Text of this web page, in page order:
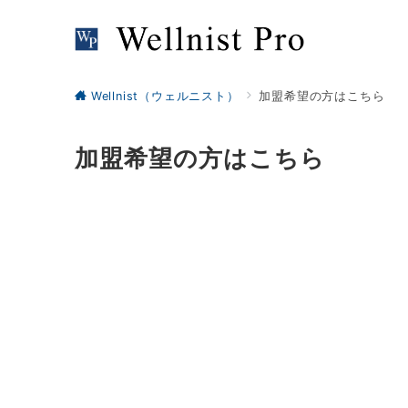
Wellnist（ウェルニスト） 加盟希望の方はこちら
加盟希望の方はこちら